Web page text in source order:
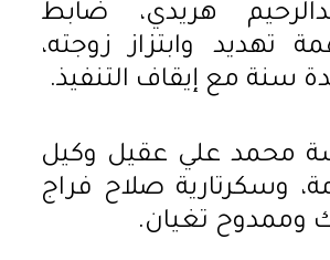
هريدي، ضابط
تهديد وابتزاز زوجته،
سنة مع إيقاف التنفيذ.
محمد علي عقيل وكيل
وسكرتارية صلاح فراج
وممدوح تغيان.